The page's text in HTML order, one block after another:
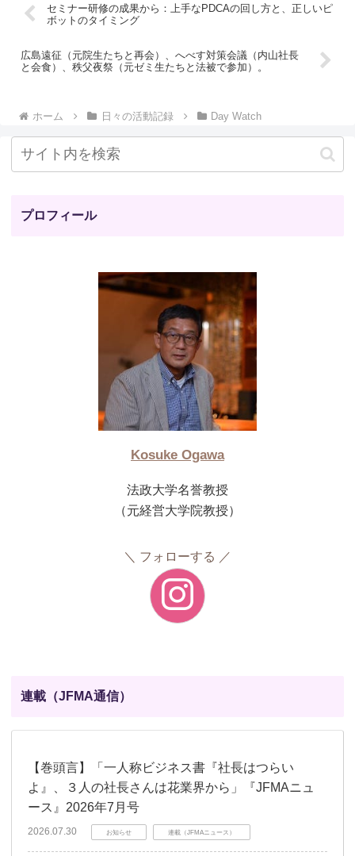
セミナー研修の成果から：上手なPDCAの回し方と、正しいピ
ボットのタイミング
広島遠征（元院生たちと再会）、へべす対策会議（内山社長
と会食）、秩父夜祭（元ゼミ生たちと法被で参加）。
ホーム 日々の活動記録 Day Watch
プロフィール
Kosuke Ogawa
法政大学名誉教授
（元経営大学院教授）
フォローする
連載（JFMA通信）
【巻頭言】「一人称ビジネス書『社長はつらい
よ』、３人の社長さんは花業界から」『JFMAニュ
ース』2026年7月号
2026.07.30 お知らせ 連載（JFMAニュース）